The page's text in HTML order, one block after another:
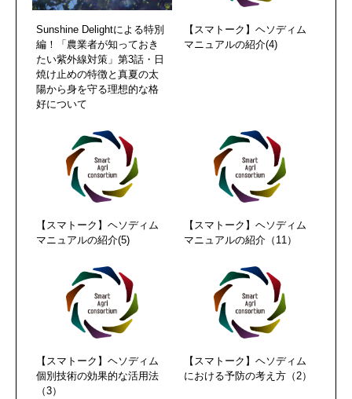
Sunshine Delightによる特別
編！「農業者が知っておき
たい紫外線対策」第3話・日
焼け止めの特徴と真夏の太
陽から身を守る理想的な格
好について
【スマトーク】ヘソディム
マニュアルの紹介(4)
【スマトーク】ヘソディム
マニュアルの紹介(5)
【スマトーク】ヘソディム
マニュアルの紹介（11）
【スマトーク】ヘソディム
個別技術の効果的な活用法
（3）
【スマトーク】ヘソディム
における予防の考え方（2）